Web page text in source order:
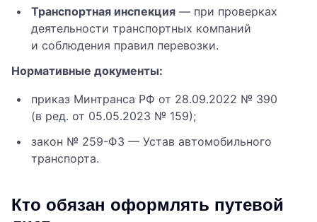
Транспортная инспекция — при проверках
деятельности транспортных компаний
и соблюдения правил перевозки.
Нормативные документы:
приказ Минтранса РФ от 28.09.2022 № 390
(в ред. от 05.05.2023 № 159);
закон № 259-ФЗ — Устав автомобильного
транспорта.
Кто обязан оформлять путевой